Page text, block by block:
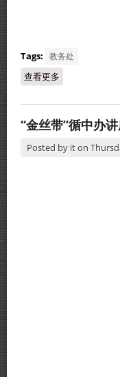
Tags: 教务处
查看更多
“金丝带”循中办
Posted by iton